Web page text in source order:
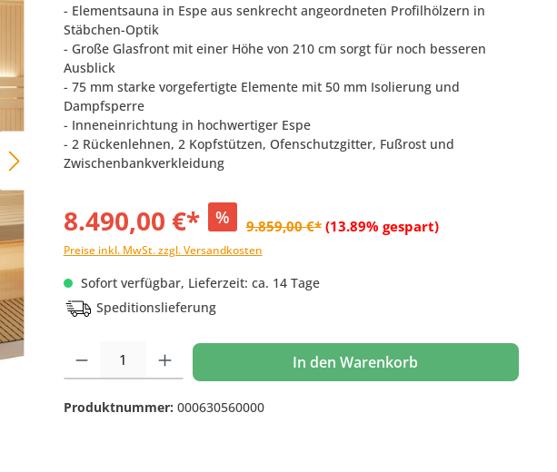
- Elementsauna in Espe aus senkrecht angeordneten Profilhölzern in
Stäbchen-Optik
- Große Glasfront mit einer Höhe von 210 cm sorgt für noch besseren
Ausblick
- 75 mm starke vorgefertigte Elemente mit 50 mm Isolierung und
Dampfsperre
- Inneneinrichtung in hochwertiger Espe
- 2 Rückenlehnen, 2 Kopfstützen, Ofenschutzgitter, Fußrost und
Zwischenbankverkleidung
8.490,00 €* % 9.859,00 €* (13.89% gespart)
Preise inkl. MwSt. zzgl. Versandkosten
Sofort verfügbar, Lieferzeit: ca. 14 Tage
Speditionslieferung
Produkt Anzahl: Gib den gewünschten Wert ein oder benutze die Schaltflächen um die
In den Warenkorb
Produktnummer: 000630560000